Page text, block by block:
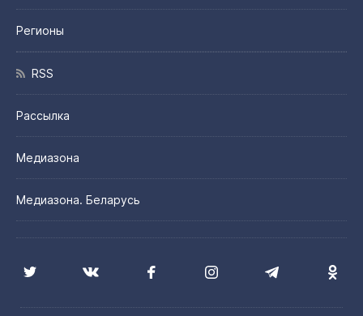
Регионы
RSS
Рассылка
Медиазона
Медиазона. Беларусь